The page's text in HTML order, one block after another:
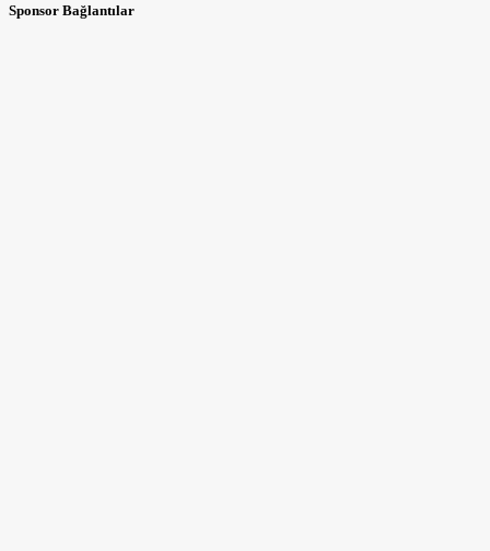
Sponsor Bağlantılar